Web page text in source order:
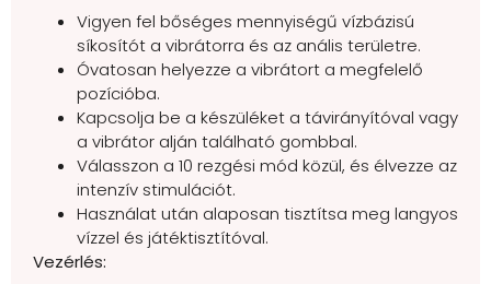
Vigyen fel bőséges mennyiségű vízbázisú
síkosítót a vibrátorra és az anális területre.
Óvatosan helyezze a vibrátort a megfelelő
pozícióba.
Kapcsolja be a készüléket a távirányítóval vagy
a vibrátor alján található gombbal.
Válasszon a 10 rezgési mód közül, és élvezze az
intenzív stimulációt.
Használat után alaposan tisztítsa meg langyos
vízzel és játéktisztítóval.
Vezérlés: